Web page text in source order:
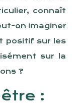
connaît
on imaginer
positif sur les
sur la
?
: